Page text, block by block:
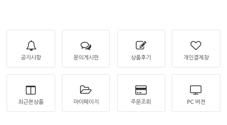
공지사항 문의게시판 상품후기 개인결제창
최근본상품 마이페이지 주문조회 PC 버젼